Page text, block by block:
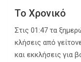
Το Χρονικό
Στις 01:47 τα
κλήσεις από
και εκκλήσεις για